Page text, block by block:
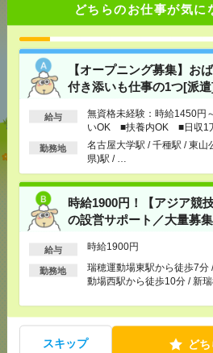
どちらのお仕事が気に
【オープニング募集】お
付き添いも仕事の1つ[派
給与
無資格未経験：時給1450
いOK ■扶養内OK ■日収1
以上
勤務地
名古屋大学駅 / 千種駅 / 東山
県)駅 / …
時給1900円！【アジア競
の設営サポート／大量募
給与 時給1900円
勤務地
瑞穂運動場東駅から徒歩7分
動場西駅から徒歩10分 / 新
スキップ ど
シェア ツイート
あなたの閲覧履歴からの
おすすめ
【オープニング募集】おばあち
[給 与]
無資格未経験：時給1450円～ ■
OK ■扶養内OK ■日収1万1600円以上
[交通費]交通費全額支給
[勤務地]名古屋大学駅/千種駅
サポート／大量募集[派遣]
[給 与]時給1900円